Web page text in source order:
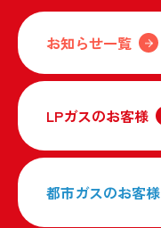
お知らせ一覧
LPガスのお客様
都市ガスのお客様